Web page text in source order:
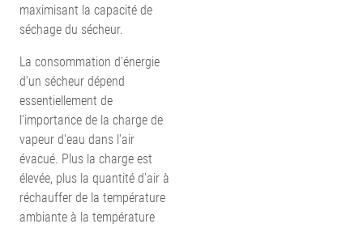
maximisant la capacité de
séchage du sécheur.
La consommation d'énergie
d'un sécheur dépend
essentiellement de
l'importance de la charge de
vapeur d'eau dans l'air
évacué. Plus la charge est
élevée, plus la quantité d'air à
réchauffer de la température
ambiante à la température